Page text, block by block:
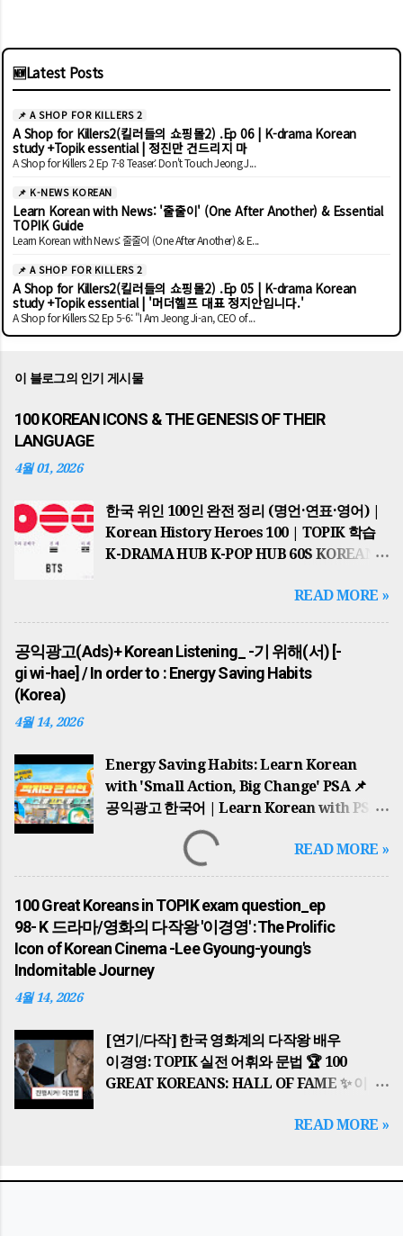
🆕Latest Posts
📌 A SHOP FOR KILLERS 2
A Shop for Killers2(킬러들의 쇼핑몰2) .Ep 06 | K-drama Korean
study +Topik essential | 정진만 건드리지 마
A Shop for Killers 2 Ep 7-8 Teaser: Don't Touch Jeong J...
📌 K-NEWS KOREAN
Learn Korean with News: '줄줄이' (One After Another) & Essential
TOPIK Guide
Learn Korean with News: 줄줄이 (One After Another) & E...
📌 A SHOP FOR KILLERS 2
A Shop for Killers2(킬러들의 쇼핑몰2) .Ep 05 | K-drama Korean
study +Topik essential | '머더헬프 대표 정지안입니다.'
A Shop for Killers S2 Ep 5-6: "I Am Jeong Ji-an, CEO of...
이 블로그의 인기 게시물
100 KOREAN ICONS & THE GENESIS OF THEIR
LANGUAGE
4월 01, 2026
한국 위인 100인 완전 정리 (명언·연표·영어) |
Korean History Heroes 100 | TOPIK 학습
K-DRAMA HUB K-POP HUB 60S KOREAN
HISTORICAL JOB & NEWS PSA KOREAN
REAL TASTE TOP 10 POST 📌 2026년 최신
업데이트 반영 THE ULTIMATE
HISTORICAL HUB 세종대왕부터 BTS까지…
한국을 바꾼 100인의 이야기 100 KOREAN
한반도의 역사는 단군왕검 이 고조선을
건국하면서 시작되었습니다. '홍익인간'이라는
건국 이념은 오늘날까지 한국인의 정신적
지표가 되고 있습니다. 이후 고구려의 동명성왕
(주몽), 백제의 온조왕 , 신라의 박혁거세 는
각기 알에서 태어났다는 신비로운 탄생 설화를
가지고 각국을 세웠습니다. 가야의 김수로왕
역시 구지봉에서 내려온 황금 알을 통해 왕이
되었으며, 이들은 모두 하늘의 뜻을 받아
국가를 다스리기 시작했습니다. The history
The founding ideology of 'Hongik Ingan'
serves as a spiritual guide for Koreans to
this ...
READ MORE »
공익광고(Ads)+ Korean Listening_ -기 위해(서) [-
gi wi-hae] / In order to : Energy Saving Habits
(Korea)
4월 14, 2026
Energy Saving Habits: Learn Korean
with 'Small Action, Big Change' PSA 📌
공익광고 한국어 | Learn Korean with PSA
귀찮지만 큰 동참: 에너지 절약 습관 기르기 A
Little Bother, A Big Participation: Energy
Saving Habits 🌍 배경 지식: 왜 에너지
절약인가? (Historical Background) 이
광고는 단순한 환경 보호를 넘어, 중동 전쟁
(Middle East War) 으로 인한 글로벌 에너지
위기와 자원 안보의 중요성을 배경으로 합니다.
한국은 에너지의 대부분을 수입에 의존하기
goes beyond environmental protection;
it is rooted in the global energy crisis and
resource security issues caused by
Korea relies heavily on energy imports,
READ MORE »
100 Great Koreans in TOPIK exam question_ep
98- K 드라마/영화의 다작왕 '이경영' :The Prolific
Icon of Korean Cinema -Lee Gyoung-young's
Indomitable Journey
4월 14, 2026
[연기/다작] 한국 영화계의 다작왕 배우
이경영: TOPIK 실전 어휘와 문법 🏆 100
GREAT KOREANS: HALL OF FAME ✨ 이
일부입니다. 🎬 "진행시켜!" 한국 영화계의
READ MORE »